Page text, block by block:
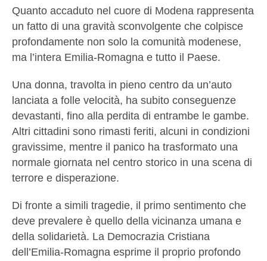
Quanto accaduto nel cuore di Modena rappresenta
un fatto di una gravità sconvolgente che colpisce
profondamente non solo la comunità modenese,
ma l’intera Emilia-Romagna e tutto il Paese.
Una donna, travolta in pieno centro da un’auto
lanciata a folle velocità, ha subito conseguenze
devastanti, fino alla perdita di entrambe le gambe.
Altri cittadini sono rimasti feriti, alcuni in condizioni
gravissime, mentre il panico ha trasformato una
normale giornata nel centro storico in una scena di
terrore e disperazione.
Di fronte a simili tragedie, il primo sentimento che
deve prevalere è quello della vicinanza umana e
della solidarietà. La Democrazia Cristiana
dell’Emilia-Romagna esprime il proprio profondo